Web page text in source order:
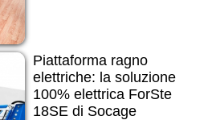
Piattaforma ragno
elettriche: la soluzione
100% elettrica ForSte
18SE di Socage